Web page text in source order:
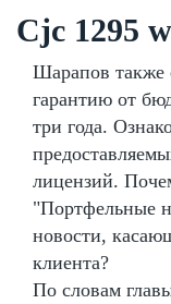
Cjc 1295
Шарапов также
гарантию от
три года.
лицензий.
"Портфельные
новости,
клиента?
По словам